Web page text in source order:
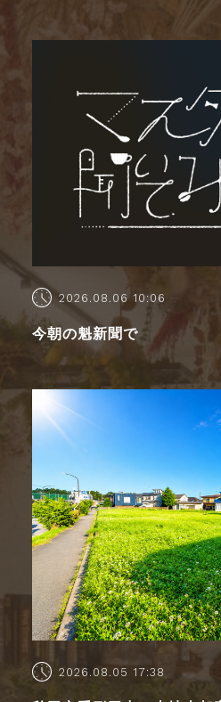
2026.08.06 10:06
今朝の魁新聞で
2026.08.05 17:38